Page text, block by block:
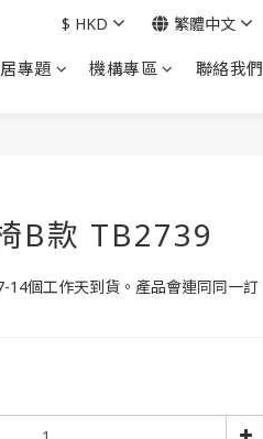
專題 機構專區 聯絡我們
$ HKD 繁體中文
B款 TB2739
14個工作天到貨。產品會連同同一訂